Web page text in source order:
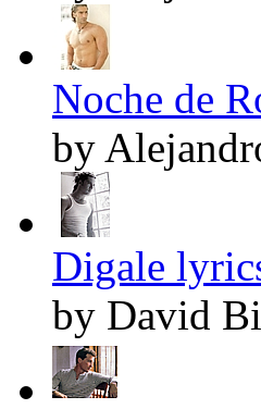
Noche de
by
Digale
by David